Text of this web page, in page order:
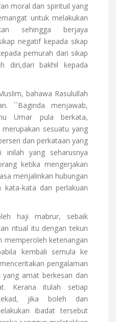
moral dan spirituil yang
untuk melakukan
sehingga berjaya
negatif kepada sikap
pemurah dari sikap
diri,dari bakhil kepada
bahawa Rasulullah
``Baginda menjawab,
Umar pula berkata,
merupakan sesuatu yang
dan perkataan yang
inilah yang seharusnya
ketika mengerjakan
menjalinkan hubungan
kata-kata dan perlakuan
haji mabrur, sebaik
ritual itu dengan tekun
memperoleh ketenangan
kembali semula ke
pengalaman
amat berkesan dan
Kerana itulah setiap
jika boleh dan
ibadat tersebut